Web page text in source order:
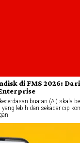
di FMS 2026: Dari
buatan (AI) skala
lebih dari sekadar cip